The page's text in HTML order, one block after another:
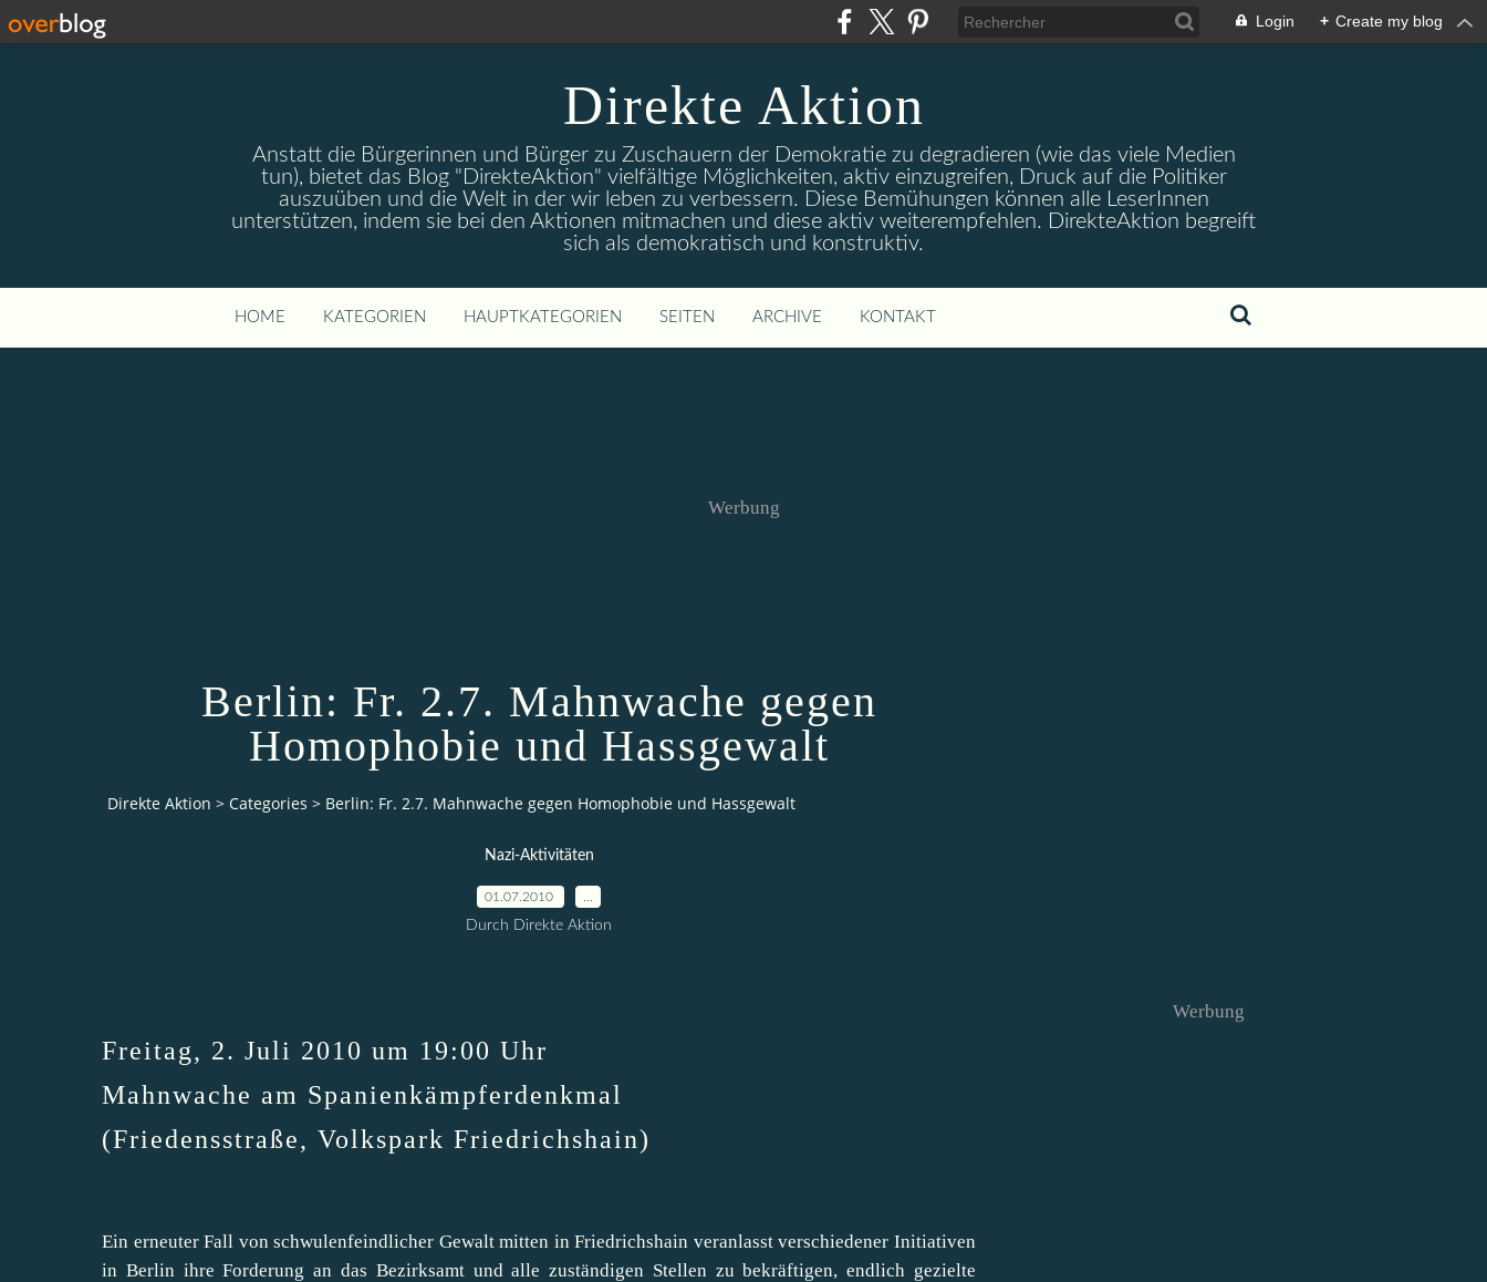
Login + Create my blog
Direkte Aktion
Anstatt die Bürgerinnen und Bürger zu Zuschauern der Demokratie zu degradieren (wie das viele Medien
tun), bietet das Blog "DirekteAktion" vielfältige Möglichkeiten, aktiv einzugreifen, Druck auf die Politiker
auszuüben und die Welt in der wir leben zu verbessern. Diese Bemühungen können alle LeserInnen
unterstützen, indem sie bei den Aktionen mitmachen und diese aktiv weiterempfehlen. DirekteAktion begreift
sich als demokratisch und konstruktiv.
HOME KATEGORIEN HAUPTKATEGORIEN SEITEN ARCHIVE KONTAKT
Werbung
Berlin: Fr. 2.7. Mahnwache gegen
Homophobie und Hassgewalt
Direkte Aktion > Categories > Berlin: Fr. 2.7. Mahnwache gegen Homophobie und Hassgewalt
Nazi-Aktivitäten
01.07.2010
Durch Direkte Aktion
Freitag, 2. Juli 2010 um 19:00 Uhr
Mahnwache am Spanienkämpferdenkmal
(Friedensstraße, Volkspark Friedrichshain)
Ein erneuter Fall von schwulenfeindlicher Gewalt mitten in Friedrichshain veranlasst verschiedener Initiativen
in Berlin ihre Forderung an das Bezirksamt und alle zuständigen Stellen zu bekräftigen, endlich gezielte
Werbung